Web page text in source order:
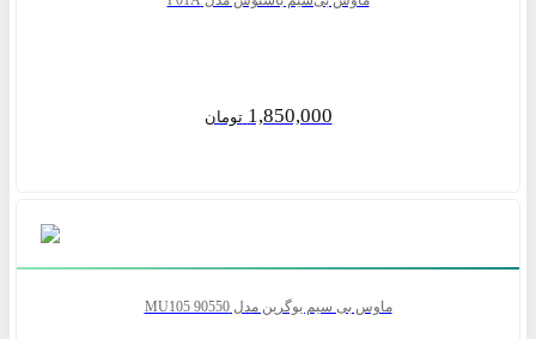
1,850,000 تومان
ماوس بی سیم یوگرین مدل MU105 90550